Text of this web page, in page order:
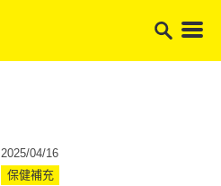
2025/04/16
保健補充